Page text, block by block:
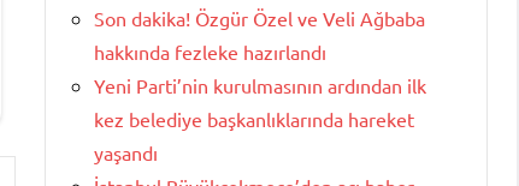
Son dakika! Özgür Özel ve Veli Ağbaba
hakkında fezleke hazırlandı
Yeni Parti’nin kurulmasının ardından ilk
kez belediye başkanlıklarında hareket
yaşandı